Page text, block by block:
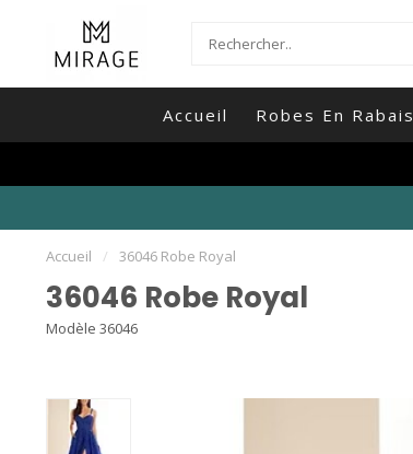
Accueil Robes En Rabais
Accueil / 36046 Robe Royal
36046 Robe Royal
Modèle 36046